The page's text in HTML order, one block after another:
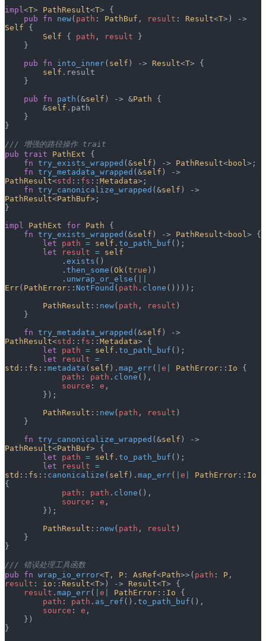
impl <T> PathResult<T> {
    pub
fn new( path : PathBuf , result : Result<T
Self {
        Self
{ path , result }
    }
    pub
fn into_inner( self ) -> Result<T> {
        self
.result
    }
    pub
fn path (&self ) -> &Path {
        &
self .path
    }
}
/// 增强的路径操作 trait
pub trait PathExt {
    fn
try_exists_wrapped (&self ) -> PathResult<bool >;
    fn
try_metadata_wrapped (&self
PathResult<std :: fs :: Metadata>;
    fn
try_canonicalize_wrapped (&self
PathResult<PathBuf>;
}
impl
PathExt for Path {
    fn
try_exists_wrapped (&self ) -> PathResult<bool > {
        let
path = self . to_path_buf ();
        let
result = self
            .
exists ()
            .
then_some (Ok (true ))
            .
unwrap_or_else (
Err( PathError :: NotFound ( path . clone ())));
        PathResult
:: new( path , result )
    }
    fn
try_metadata_wrapped (&self
PathResult<std :: fs :: Metadata> {
        let
path = self . to_path_buf ();
        let
result =
std :: fs :: metadata ( self ). map_err( e PathError :: Io {
            path
: path . clone (),
            source
: e ,
        });
        PathResult
:: new( path , result )
    }
    fn
try_canonicalize_wrapped (&self
PathResult<PathBuf> {
        let
path = self . to_path_buf ();
        let
result =
std :: fs :: canonicalize ( self ). map_err( e PathError :: Io
{
            path
: path . clone (),
            source
: e ,
        });
        PathResult
:: new( path , result )
    }
}
/// 错误处理工具函数
pub fn wrap_io_error<T , P : AsRef<Path>>( path : P
result : io :: Result<T>) -> Result<T> {
    result
. map_err( e PathError :: Io {
        path
: path . as_ref (). to_path_buf (),
        source
: e ,
    })
}